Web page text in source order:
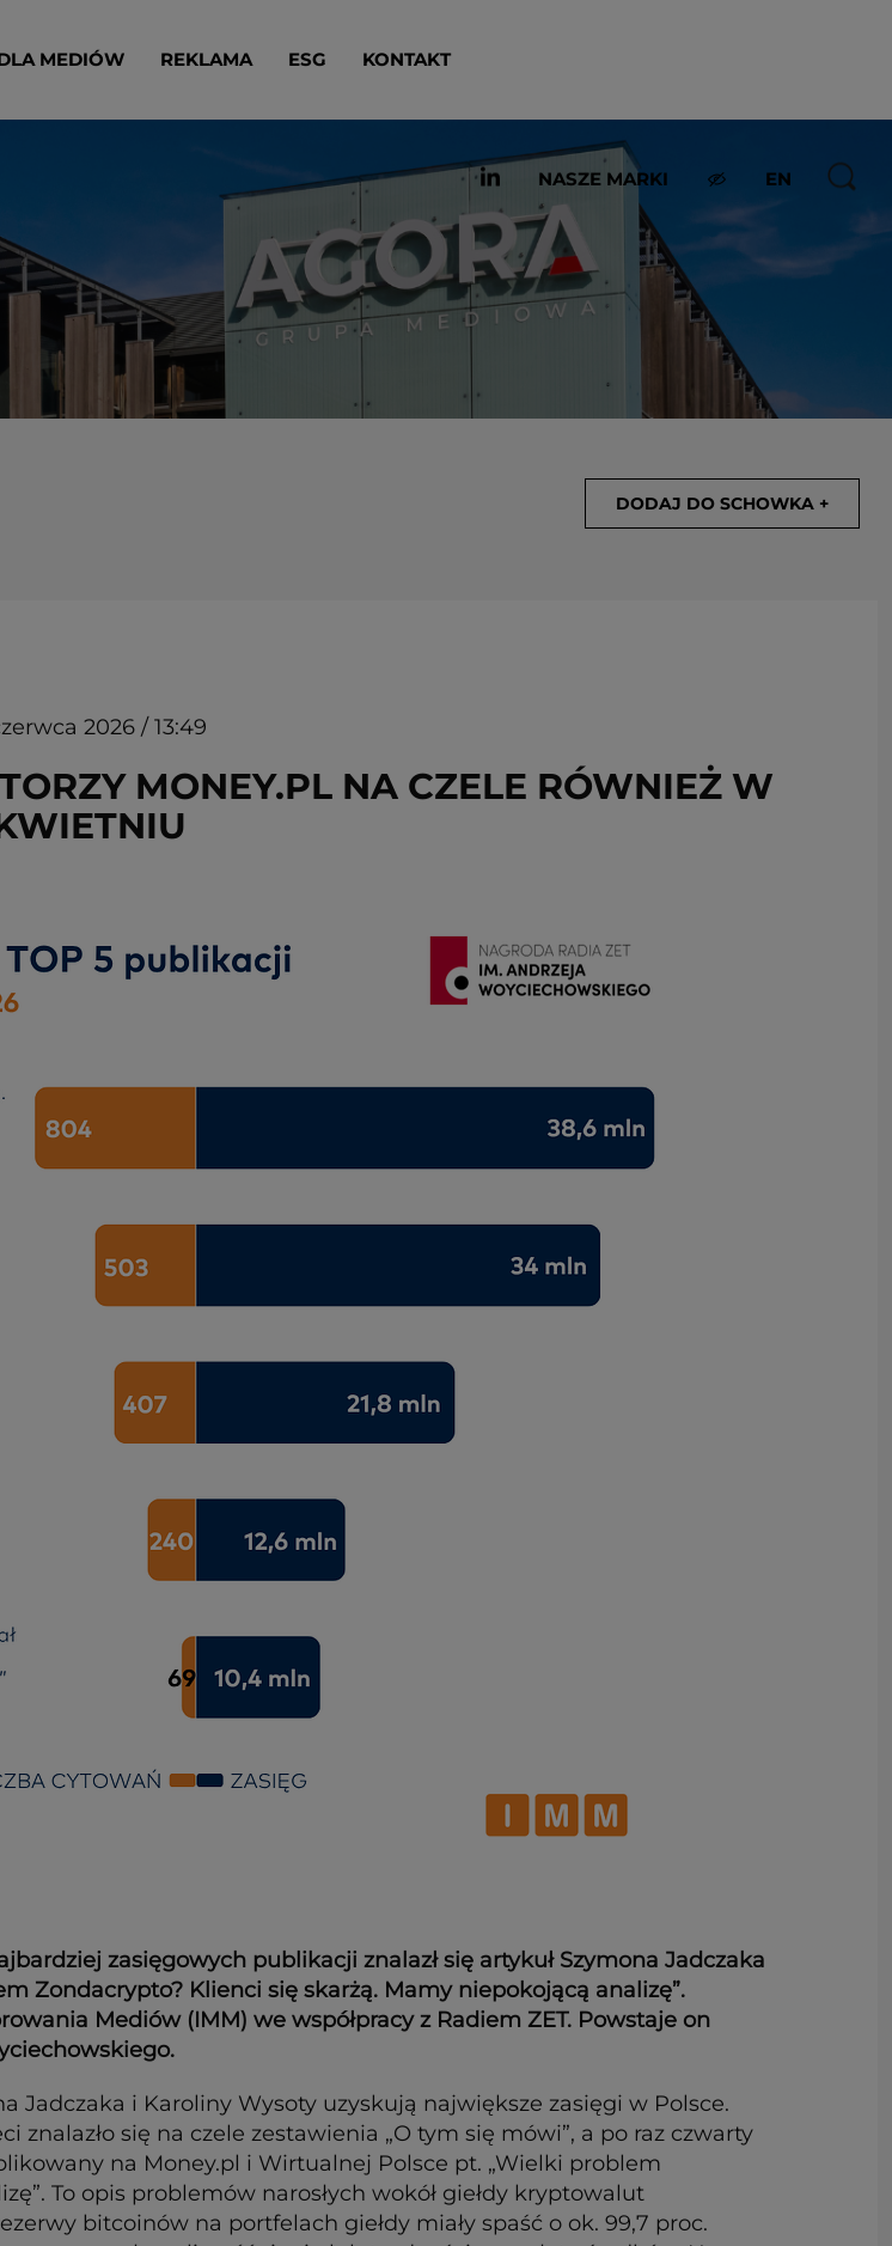
MEDIÓW REKLAMA ESG KONTAKT
NASZE MARKI EN
DODAJ DO SCHOWKA +
2026 / 13:49
MONEY.PL NA CZELE RÓWNIEŻ W
zasięgowych publikacji znalazł się artykuł Szymona Jadczaka
Zondacrypto? Klienci się skarżą. Mamy niepokojącą analizę”.
Mediów (IMM) we współpracy z Radiem ZET. Powstaje on
Jadczaka i Karoliny Wysoty uzyskują największe zasięgi w Polsce.
znalazło się na czele zestawienia „O tym się mówi”, a po raz czwarty
na Money.pl i Wirtualnej Polsce pt. „Wielki problem
To opis problemów narosłych wokół giełdy kryptowalut
bitcoinów na portfelach giełdy miały spaść o ok. 99,7 proc.